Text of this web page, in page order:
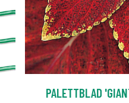
PALETTBLAD